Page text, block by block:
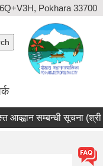
Pokhara 33700
सम्बन्धी सूचना (श्री